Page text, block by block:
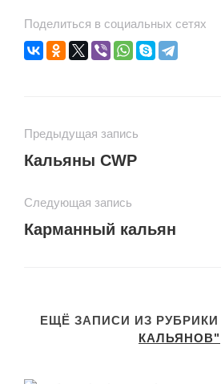
Поделиться в социальных сетях
Предыдущая запись
Кальяны CWP
Следующая запись
Карманный кальян
ЕЩЁ ЗАПИСИ ИЗ РУБРИКИ
КАЛЬЯНОВ"